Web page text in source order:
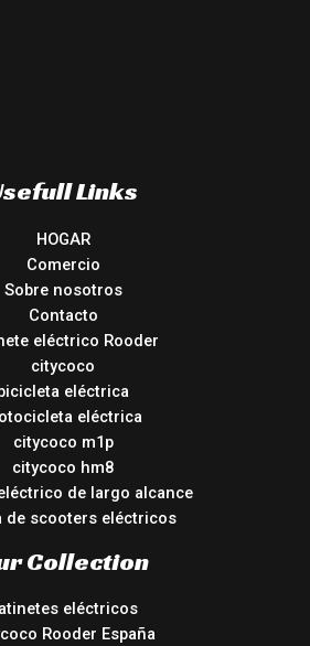
Links
HOGAR
Comercio
Sobre nosotros
Contacto
eléctrico Rooder
citycoco
eléctrica
eléctrica
citycoco m1p
citycoco hm8
de largo alcance
de scooters eléctricos
Collection
eléctricos
Rooder España